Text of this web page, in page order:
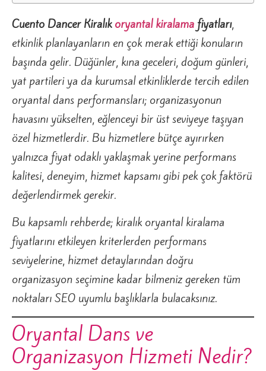
Cuento Dancer Kiralıkoryantal kiralama fiyatları,
etkinlik planlayanların en çok merak ettiği konuların
başında gelir. Düğünler, kına geceleri, doğum günleri,
yat partileri ya da kurumsal etkinliklerde tercih edilen
oryantal dans performansları; organizasyonun
havasını yükselten, eğlenceyi bir üst seviyeye taşıyan
özel hizmetlerdir. Bu hizmetlere bütçe ayırırken
yalnızca fiyat odaklı yaklaşmak yerine performans
kalitesi, deneyim, hizmet kapsamı gibi pek çok faktörü
değerlendirmek gerekir.
Bu kapsamlı rehberde; kiralık oryantal kiralama
fiyatlarını etkileyen kriterlerden performans
seviyelerine, hizmet detaylarından doğru
organizasyon seçimine kadar bilmeniz gereken tüm
noktaları SEO uyumlu başlıklarla bulacaksınız.
Oryantal Dans ve
Organizasyon Hizmeti Nedir?